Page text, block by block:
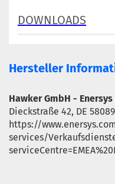
DOWNLOADS
Hersteller
Hawker GmbH -
Dieckstraße 42, DE
https://
services/